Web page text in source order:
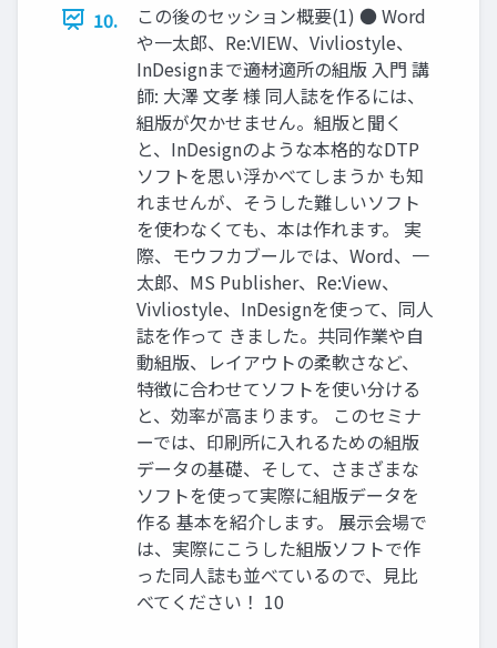
10.
この後のセッション概要(1) ● Word
や一太郎、Re:VIEW、Vivliostyle、
InDesignまで――適材適所の組版 入門 講
師: 大澤 文孝 様 同人誌を作るには、
組版が欠かせません。組版と聞く
と、InDesignのような本格的なDTP
ソフトを思い浮かべてしまうか も知
れませんが、そうした難しいソフト
を使わなくても、本は作れます。 実
際、モウフカブールでは、Word、一
太郎、MS Publisher、Re:View、
Vivliostyle、InDesignを使って、同人
誌を作って きました。共同作業や自
動組版、レイアウトの柔軟さなど、
特徴に合わせてソフトを使い分ける
と、効率が高まります。 このセミナ
ーでは、印刷所に入れるための組版
データの基礎、そして、さまざまな
ソフトを使って実際に組版データを
作る 基本を紹介します。 展示会場で
は、実際にこうした組版ソフトで作
った同人誌も並べているので、見比
べてください！ 10